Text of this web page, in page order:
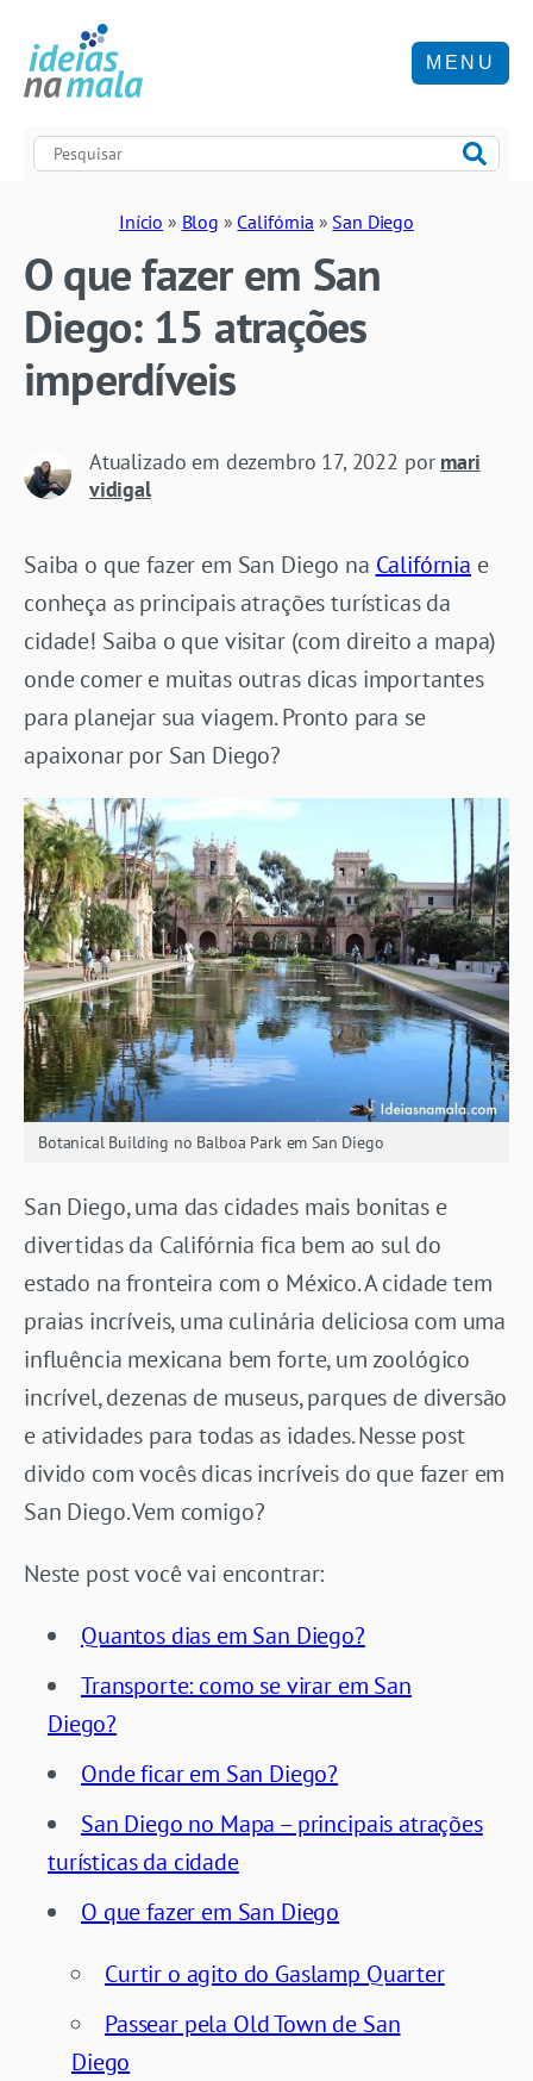
MENU
Início » Blog » Califórnia » San Diego
O que fazer em San
Diego: 15 atrações
imperdíveis
Atualizado em dezembro 17, 2022 por mari
vidigal
Saiba o que fazer em San Diego na Califórnia e
conheça as principais atrações turísticas da
cidade! Saiba o que visitar (com direito a mapa)
onde comer e muitas outras dicas importantes
para planejar sua viagem. Pronto para se
apaixonar por San Diego?
Botanical Building no Balboa Park em San Diego
San Diego, uma das cidades mais bonitas e
divertidas da Califórnia fica bem ao sul do
estado na fronteira com o México. A cidade tem
praias incríveis, uma culinária deliciosa com uma
influência mexicana bem forte, um zoológico
incrível, dezenas de museus, parques de diversão
e atividades para todas as idades. Nesse post
divido com vocês dicas incríveis do que fazer em
San Diego. Vem comigo?
Neste post você vai encontrar:
Quantos dias em San Diego?
Transporte: como se virar em San
Diego?
Onde ficar em San Diego?
San Diego no Mapa – principais atrações
turísticas da cidade
O que fazer em San Diego
Curtir o agito do Gaslamp Quarter
Passear pela Old Town de San
Diego